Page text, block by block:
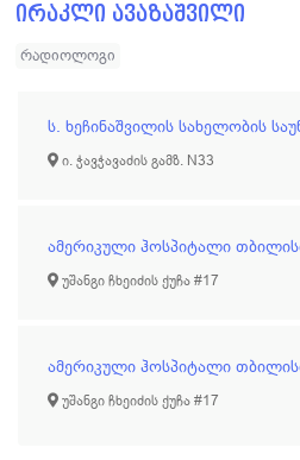
ირაკლი ავაზაშვილი
რადიოლოგი
ს. ხეჩინაშვილის სახელობის
ი. ჭავჭავაძის გამზ. N33
ამერიკული ჰოსპიტალი
უშანგი ჩხეიძის ქუჩა #17
ამერიკული ჰოსპიტალი
უშანგი ჩხეიძის ქუჩა #17